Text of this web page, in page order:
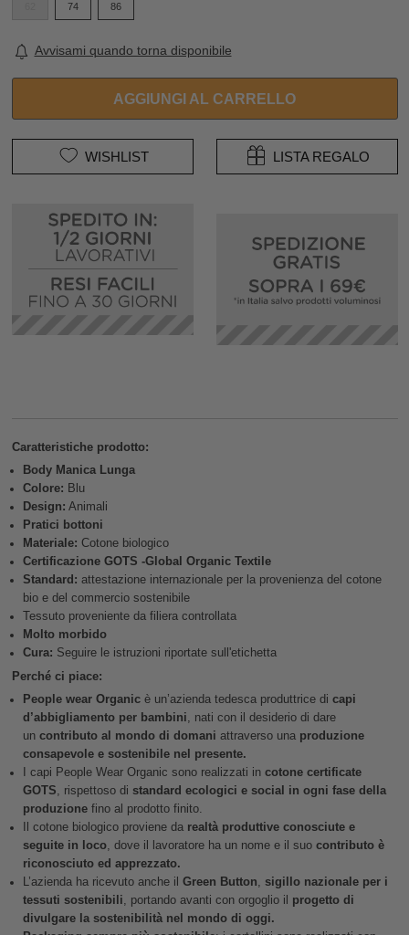
74 86
Avvisami quando torna disponibile
AGGIUNGI AL CARRELLO
WISHLIST LISTA REGALO
Caratteristiche prodotto:
Body Manica Lunga
Colore: Blu
Design: Animali
Pratici bottoni
Materiale: Cotone biologico
Certificazione GOTS -Global Organic Textile
Standard: attestazione internazionale per la provenienza del cotone
bio e del commercio sostenibile
Tessuto proveniente da filiera controllata
Molto morbido
Cura: Seguire le istruzioni riportate sull'etichetta
Perché ci piace:
People wear Organicè un’azienda tedesca produttrice di capi
d’abbigliamento per bambini, nati con il desiderio di dare
uncontributo al mondo di domani attraverso una produzione
consapevole e sostenibile nel presente.
I capi People Wear Organic sono realizzati in cotone certificate
GOTS, rispettoso di standard ecologici e social in ogni fase della
produzionefino al prodotto finito.
Il cotone biologico proviene da realtà produttive conosciute e
seguite in loco, dove il lavoratore ha un nome e il suo contributo è
riconosciuto ed apprezzato.
L’azienda ha ricevuto anche il Green Button, sigillo nazionale per i
tessuti sostenibili, portando avanti con orgoglio il
progetto di
divulgare la sostenibilità nel mondo di oggi.